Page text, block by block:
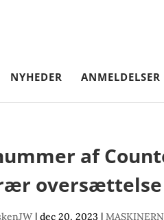
NYHEDER ANMELDELSER
af
oversættelse
|dec 20, 2023 |